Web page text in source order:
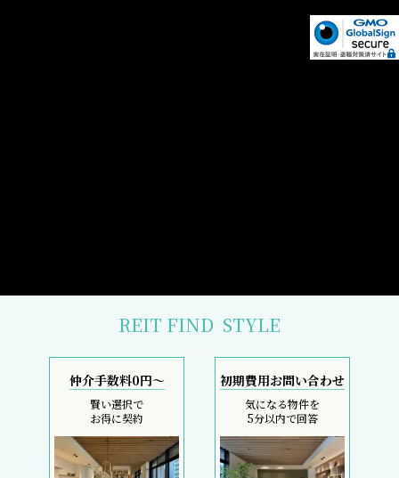
REIT FIND STYLE
仲介手数料0円～
賢い選択で
お得に契約
初期費用お問い合わせ
気になる物件を
5分以内で回答